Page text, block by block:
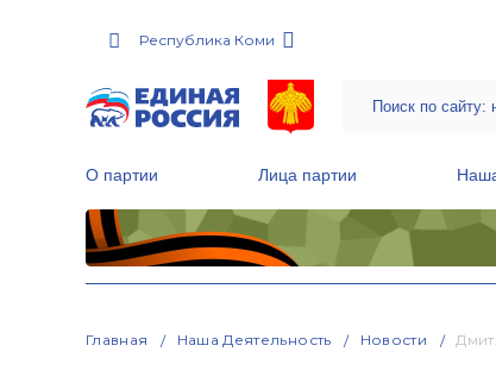
Республика Коми
О партии Лица партии
Главная Наша Деятельность Новости